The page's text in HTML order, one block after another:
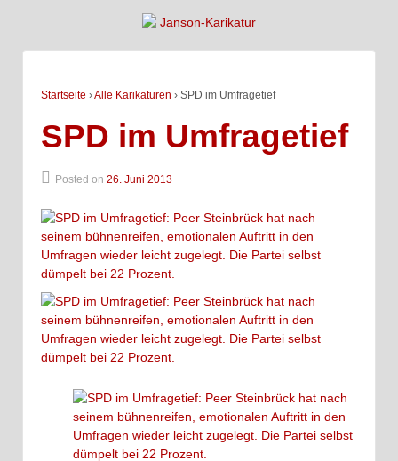
Startseite ›Alle Karikaturen › SPD im Umfragetief
SPD im Umfragetief
Posted on 26. Juni 2013